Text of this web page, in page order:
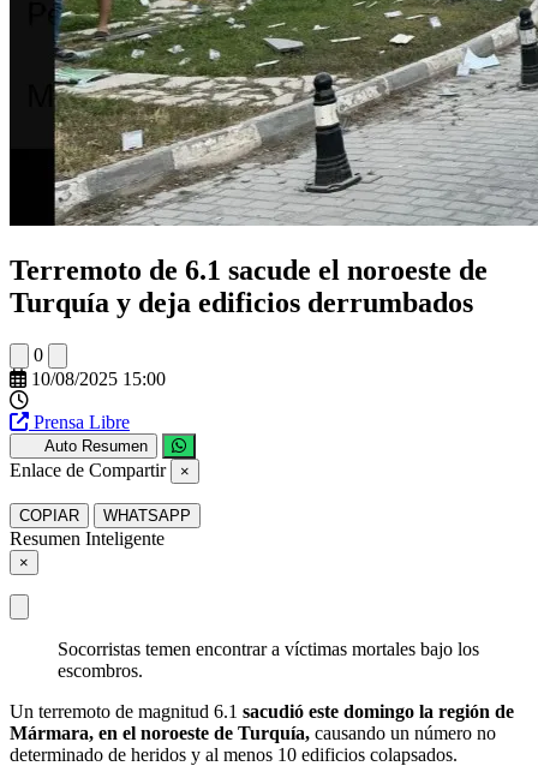
Terremoto de 6.1 sacude el noroeste de
Turquía y deja edificios derrumbados
0
10/08/2025 15:00
Prensa Libre
Auto Resumen
Enlace de Compartir ×
COPIAR WHATSAPP
Resumen Inteligente
×
Socorristas temen encontrar a víctimas mortales bajo los
escombros.
Un terremoto de magnitud 6.1 sacudió este domingo la región de
Mármara, en el noroeste de Turquía, causando un número no
determinado de heridos y al menos 10 edificios colapsados.